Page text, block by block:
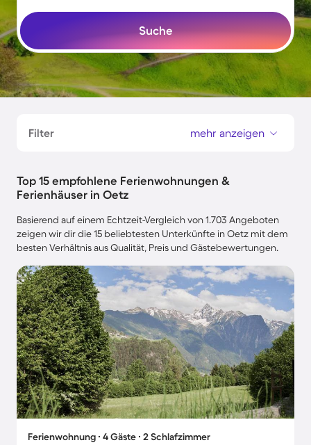
Suche
Filter mehr anzeigen
Top 15 empfohlene Ferienwohnungen &
Ferienhäuser in Oetz
Basierend auf einem Echtzeit-Vergleich von 1.703 Angeboten
zeigen wir dir die 15 beliebtesten Unterkünfte in Oetz mit dem
besten Verhältnis aus Qualität, Preis und Gästebewertungen.
Ferienwohnung ∙ 4 Gäste ∙ 2 Schlafzimmer